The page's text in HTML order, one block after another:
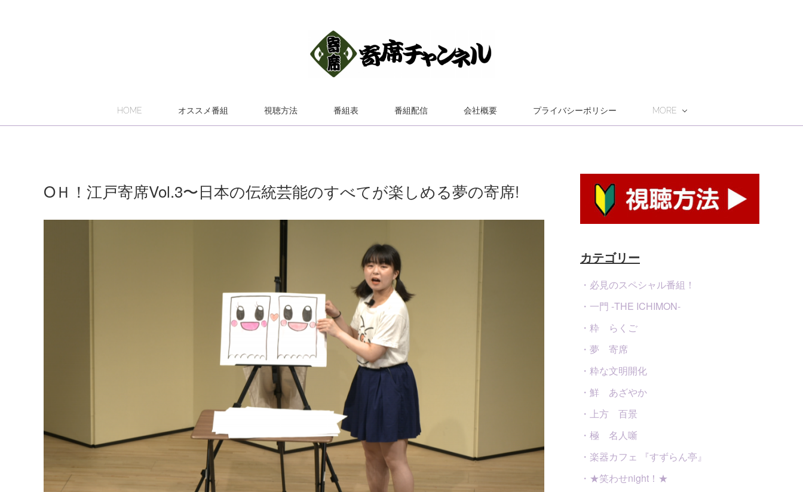
HOME オススメ番組 視聴方法 番組表 番組配信 会社概要 プライバシーポリシー MORE
OＨ！江戸寄席Vol.3〜日本の伝統芸能のすべてが楽しめる夢の寄席!
カテゴリー
・必見のスペシャル番組！
・一門 -THE ICHIMON-
・粋 らくご
・夢 寄席
・粋な文明開化
・鮮 あざやか
・上方 百景
・極 名人噺
・楽器カフェ 『すずらん亭』
・★笑わせnight！★